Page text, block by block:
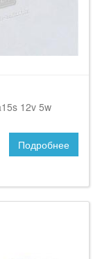
12v 5w
Подробнее